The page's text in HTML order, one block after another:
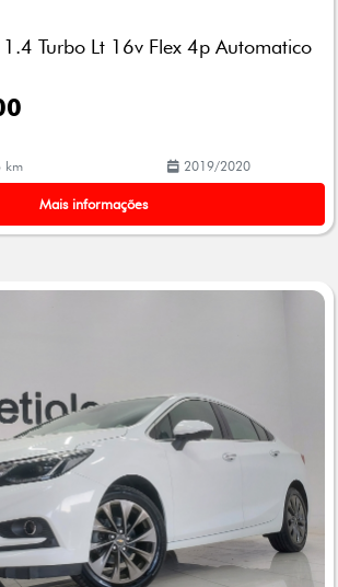
Turbo Lt 16v Flex 4p Automatico
km 2019/2020
Mais informações